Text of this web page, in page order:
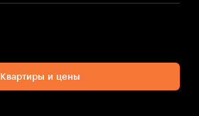
Квартиры и цены